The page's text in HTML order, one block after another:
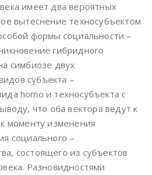
имеет два вероятных
вытеснение техносубъектом
формы социальности –
гибридного
симбиозе двух
субъекта –
homo и техносубъекта с
что оба вектора ведут к
моменту изменения
социального –
состоящего из субъектов
Разновидностями